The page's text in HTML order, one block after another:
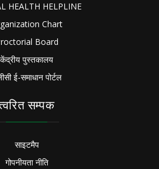
HEALTH HELPLINE
Chart
Board
केंद्रीय पुस्तकालय
ई-समाधान पोर्टल
सम्पक
साइटमैप
गोपनीयता नीति